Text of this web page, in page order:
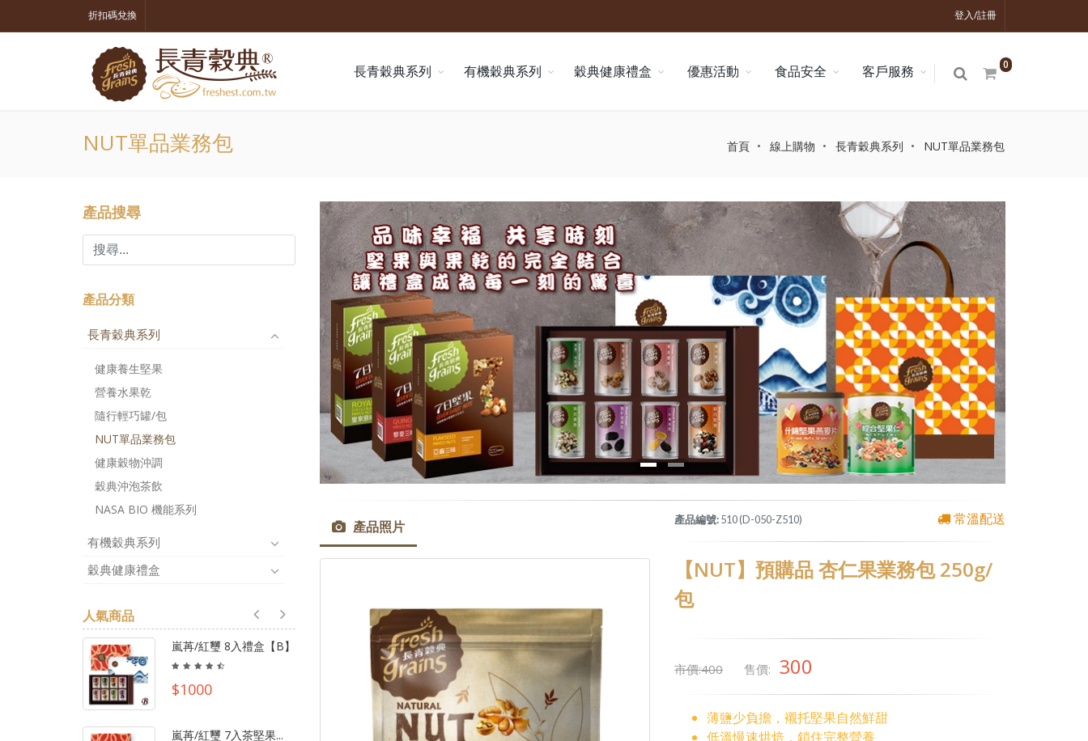
登入/註冊
折扣碼兌換
0
長青穀典系列 有機穀典系列 穀典健康禮盒 優惠活動 食品安全 客戶服務
NUT單品業務包 首頁 線上購物 長青穀典系列 NUT單品業務包
產品搜尋
產品分類
長青穀典系列
健康養生堅果
營養水果乾
隨行輕巧罐/包
NUT單品業務包
健康穀物沖調
穀典沖泡茶飲
NASA BIO 機能系列
有機穀典系列
穀典健康禮盒
人氣商品
嵐苒/紅璽 8入禮盒【B】
$1000
嵐苒/紅璽 7入茶堅果...
【有機穀典】芬蘭-有...
$280
橙雙成對 豆漿粉(高...
產品照片 產品編號:510 (D-050-Z510) 常溫配送
【NUT】預購品 杏仁果業務包 250g/
包
市價:400 售價: 300
薄鹽少負擔，襯托堅果自然鮮甜
低溫慢速烘焙，鎖住完整營養